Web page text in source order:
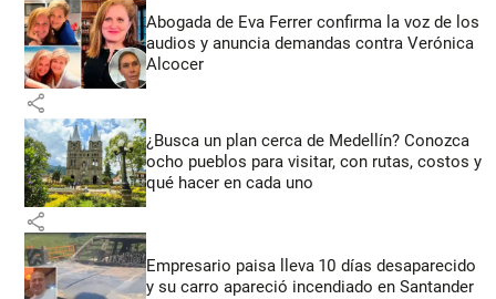
Abogada de Eva Ferrer confirma la voz de los
audios y anuncia demandas contra Verónica
Alcocer
share
¿Busca un plan cerca de Medellín? Conozca
ocho pueblos para visitar, con rutas, costos y
qué hacer en cada uno
share
Empresario paisa lleva 10 días desaparecido
y su carro apareció incendiado en Santander